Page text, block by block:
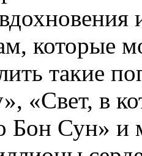
которые
такие
«Свет, в
Сун» и